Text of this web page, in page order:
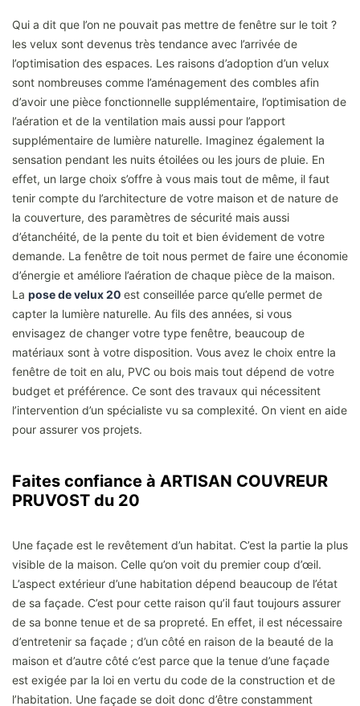
Qui a dit que l’on ne pouvait pas mettre de fenêtre sur le toit ?
les velux sont devenus très tendance avec l’arrivée de
l’optimisation des espaces. Les raisons d’adoption d’un velux
sont nombreuses comme l’aménagement des combles afin
d’avoir une pièce fonctionnelle supplémentaire, l’optimisation de
l’aération et de la ventilation mais aussi pour l’apport
supplémentaire de lumière naturelle. Imaginez également la
sensation pendant les nuits étoilées ou les jours de pluie. En
effet, un large choix s’offre à vous mais tout de même, il faut
tenir compte du l’architecture de votre maison et de nature de
la couverture, des paramètres de sécurité mais aussi
d’étanchéité, de la pente du toit et bien évidement de votre
demande. La fenêtre de toit nous permet de faire une économie
d’énergie et améliore l’aération de chaque pièce de la maison.
La pose de velux 20 est conseillée parce qu’elle permet de
capter la lumière naturelle. Au fils des années, si vous
envisagez de changer votre type fenêtre, beaucoup de
matériaux sont à votre disposition. Vous avez le choix entre la
fenêtre de toit en alu, PVC ou bois mais tout dépend de votre
budget et préférence. Ce sont des travaux qui nécessitent
l’intervention d’un spécialiste vu sa complexité. On vient en aide
pour assurer vos projets.
Faites confiance à ARTISAN COUVREUR
PRUVOST du 20
Une façade est le revêtement d’un habitat. C’est la partie la plus
visible de la maison. Celle qu’on voit du premier coup d’œil.
L’aspect extérieur d’une habitation dépend beaucoup de l’état
de sa façade. C’est pour cette raison qu’il faut toujours assurer
de sa bonne tenue et de sa propreté. En effet, il est nécessaire
d’entretenir sa façade ; d’un côté en raison de la beauté de la
maison et d’autre côté c’est parce que la tenue d’une façade
est exigée par la loi en vertu du code de la construction et de
l’habitation. Une façade se doit donc d’être constamment